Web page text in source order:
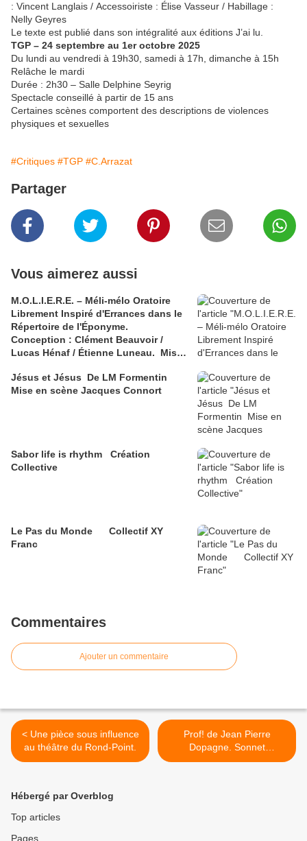
: Vincent Langlais / Accessoiriste : Élise Vasseur / Habillage :
Nelly Geyres
Le texte est publié dans son intégralité aux éditions J’ai lu.
TGP – 24 septembre au 1er octobre 2025
Du lundi au vendredi à 19h30, samedi à 17h, dimanche à 15h
Relâche le mardi
Durée : 2h30 – Salle Delphine Seyrig
Spectacle conseillé à partir de 15 ans
Certaines scènes comportent des descriptions de violences
physiques et sexuelles
#Critiques #TGP #C.Arrazat
Partager
Vous aimerez aussi
M.O.L.I.E.R.E. – Méli-mélo Oratoire
Librement Inspiré d'Errances dans le
Répertoire de l'Éponyme.
Conception : Clément Beauvoir /
Lucas Hénaf / Étienne Luneau. Mise
Jésus et Jésus De LM Formentin
Mise en scène Jacques Connort
Sabor life is rhythm Création
Collective
Le Pas du Monde Collectif XY
Franc
Commentaires
Ajouter un commentaire
< Une pièce sous influence
au théâtre du Rond-Point.
Prof! de Jean Pierre
Dopagne. Sonnet
A.Malamut. >
Hébergé par Overblog
Top articles
Pages